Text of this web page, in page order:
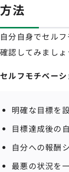
方法
自分自身でセル
確認してみましょ
セルフモチベー
明確な目標を
目標達成後の
自分への報酬
最悪の状況を